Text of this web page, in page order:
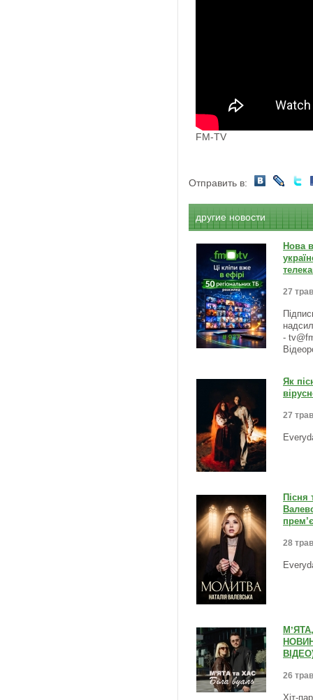
FM-TV
Отправить в:
другие новости
Нова
27
-
Як
27
Пісня
28
26
Хіт-